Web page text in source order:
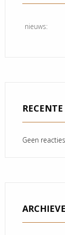
nieuws:
Geen